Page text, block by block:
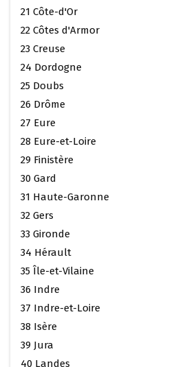
21 Côte-d'Or
22 Côtes d'Armor
23 Creuse
24 Dordogne
25 Doubs
26 Drôme
27 Eure
28 Eure-et-Loire
29 Finistère
30 Gard
31 Haute-Garonne
32 Gers
33 Gironde
34 Hérault
35 Île-et-Vilaine
36 Indre
37 Indre-et-Loire
38 Isère
39 Jura
40 Landes